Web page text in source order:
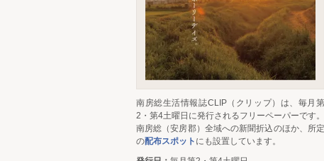
南房総生活情報誌CLIP（クリップ）は、毎月第
2・第4土曜日に発行されるフリーペーパーです。
南房総（安房郡）全域への新聞折込のほか、所定
の配布スポット にも設置しています。